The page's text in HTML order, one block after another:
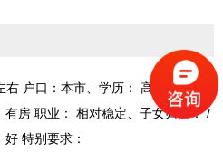
户口：本市、学历： 高中、婚姻
房 职业： 相对稳定、子女归属： /
特别要求：